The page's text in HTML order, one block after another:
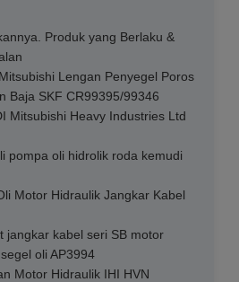
Produk yang Berlaku &
Lengan Penyegel Poros
Baja SKF CR99395/99346
Mitsubishi Heavy Industries Ltd
pompa oli hidrolik roda kemudi
Motor Hidraulik Jangkar Kabel
jangkar kabel seri SB motor
oli AP3994
Motor Hidraulik IHI HVN